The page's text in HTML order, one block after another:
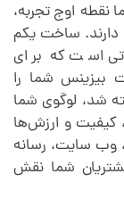
نقطه اوج تجربه،
ساخت یکم
است که برای
بیزینس شما را
شد، لوگوی شما
کیفیت و ارزش‌ها
وب سایت، رسانه
شما نقش